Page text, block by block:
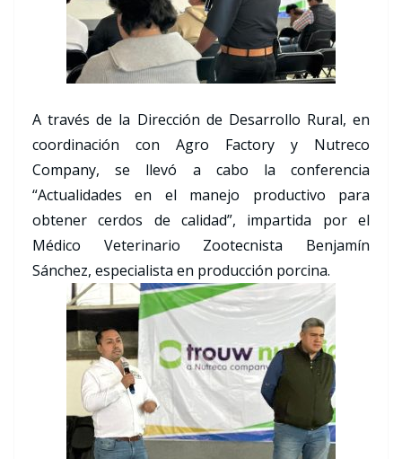
A través de la Dirección de Desarrollo Rural, en
coordinación con Agro Factory y Nutreco
Company, se llevó a cabo la conferencia
“Actualidades en el manejo productivo para
obtener cerdos de calidad”, impartida por el
Médico Veterinario Zootecnista Benjamín
Sánchez, especialista en producción porcina.